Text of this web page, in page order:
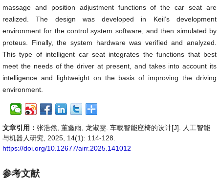
massage and position adjustment functions of the car seat are
realized. The design was developed in Keil’s development
environment for the control system software, and then simulated by
proteus. Finally, the system hardware was verified and analyzed.
This type of intelligent car seat integrates the functions that best
meet the needs of the driver at present, and takes into account its
intelligence and lightweight on the basis of improving the driving
environment.
文章引用： 张浩然, 董鑫雨, 龙淑雯. 车载智能座椅的设计[J]. 人工智能
与机器人研究, 2025, 14(1): 114-128.
https://doi.org/10.12677/airr.2025.141012
参考文献